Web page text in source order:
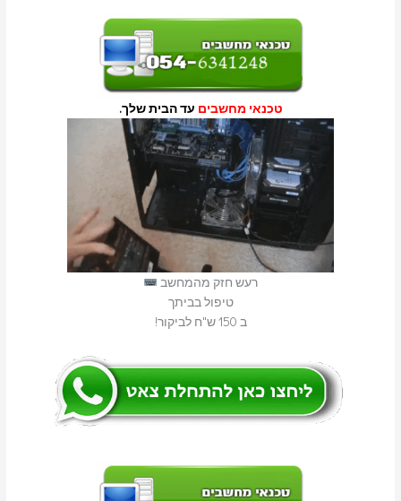
טכנאי מחשבים עד הבית שלך.
רעש חזק מהמחשב
טיפול בביתך
ב 150 ש"ח לביקור!